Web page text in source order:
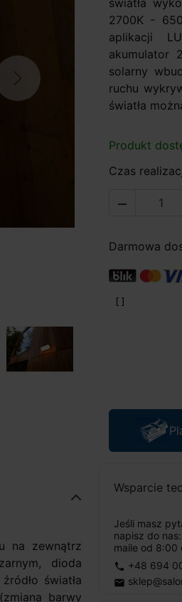
światła
2700K -
aplikacji
akumulator
solarny
ruchu
światła
Produkt
Czas

Darmowa
Wsparcie
Jeśli masz
napisz do
maile od 8:00
phone +48 694
email
na zewnątrz
dioda
światła
barwy